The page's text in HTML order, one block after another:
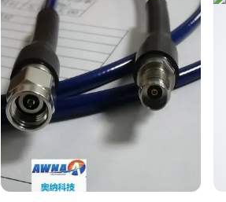
矿用同轴电缆
的特殊屏蔽
场景下不应为节省成本选择普
BNC射频线
的阻抗匹配常
传输，75欧姆版本更适合视
器
错误接入无线传输模块
除了接口类型，还需确认设
频/高湿/振动），再排除不匹